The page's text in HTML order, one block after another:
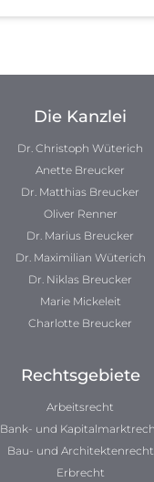
Die Kanzlei
Dr. Christoph Wüterich
Anette Breucker
Dr. Matthias Breucker
Oliver Renner
Dr. Marius Breucker
Dr. Maximilian Wüterich
Dr. Niklas Breucker
Marie Mickeleit
Charlotte Breucker
Rechtsgebiete
Arbeitsrecht
Bank- und
Bau- und Architektenrecht
Erbrecht